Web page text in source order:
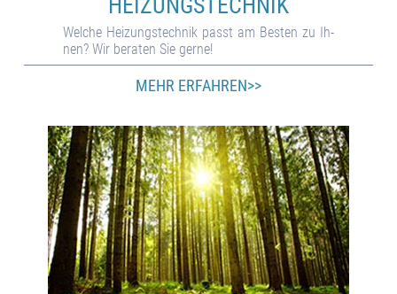
HEIZUNGS­TECHNIK
Welche Hei­zungs­tech­nik passt am Bes­ten zu Ih­
nen? Wir be­ra­ten Sie gerne!
MEHR ERFAHREN>>